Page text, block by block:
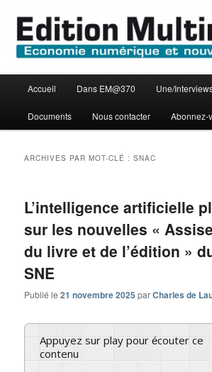
contenu
principal
contenu
secondaire
Edition Multimédi@
principal
Accueil Dans EM@370 Une/
Documents Nous contacter Abonnez-
ARCHIVES PAR MOT-CLÉ :SNAC
L’intelligence artificielle
sur les nouvelles «
du livre et de l’édition »
SNE
Publié le21 novembre 2025 parCharles de
Appuyez sur play pour écouter ce
contenu